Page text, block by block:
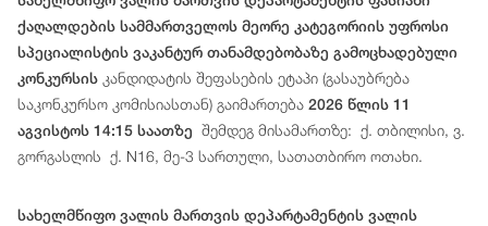
ქაღალდების სამმართველოს მეორე კატეგორიის უფროსი
სპეციალისტის ვაკანტურ თანამდებობაზე გამოცხადებული
კონკურსის კანდიდატის შეფასების ეტაპი (გასაუბრება
საკონკურსო კომისიასთან) გაიმართება 2026 წლის 11
აგვისტოს 14:15 საათზე შემდეგ მისამართზე: ქ. თბილისი, ვ.
გორგასლის ქ. N16, მე-3 სართული, სათათბირო ოთახი.
სახელმწიფო ვალის მართვის დეპარტამენტის ვალის